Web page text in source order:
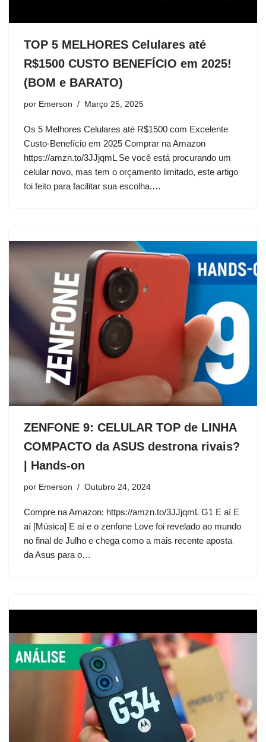
TOP 5 MELHORES Celulares até
R$1500 CUSTO BENEFÍCIO em 2025!
(BOM e BARATO)
por Emerson Março 25, 2025
Os 5 Melhores Celulares até R$1500 com Excelente
Custo-Benefício em 2025 Comprar na Amazon
https://amzn.to/3JJjqmL Se você está procurando um
celular novo, mas tem o orçamento limitado, este artigo
foi feito para facilitar sua escolha.…
ZENFONE 9: CELULAR TOP de LINHA
COMPACTO da ASUS destrona rivais?
| Hands-on
por Emerson Outubro 24, 2024
Compre na Amazon: https://amzn.to/3JJjqmL G1 E aí E
aí [Música] E aí e o zenfone Love foi revelado ao mundo
no final de Julho e chega como a mais recente aposta
da Asus para o…